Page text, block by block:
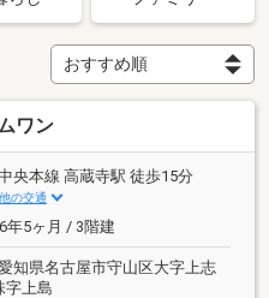
ワン
央本線 高蔵寺駅 徒歩15分
の交通
年5ヶ月 / 3階建
知県名古屋市守山区大字上志
字上島